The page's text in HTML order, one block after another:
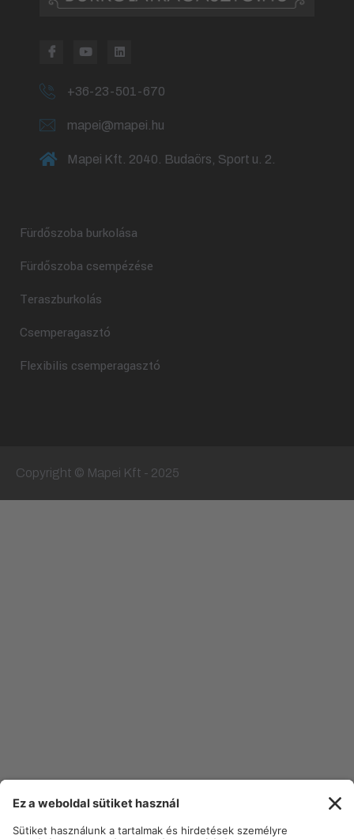
+36-23-501-670
mapei@mapei.hu
Mapei Kft. 2040. Budaörs, Sport u. 2.
Fürdőszoba burkolása
Fürdőszoba csempézése
Teraszburkolás
Csemperagasztó
Flexibilis csemperagasztó
Copyright © Mapei Kft - 2025